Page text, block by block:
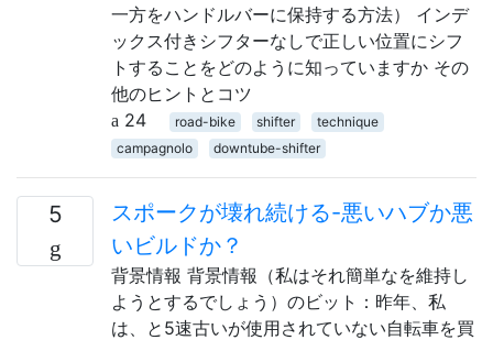
一方をハンドルバーに保持する方法） インデ
ックス付きシフターなしで正しい位置にシフ
トすることをどのように知っていますか その
他のヒントとコツ
24
road-bike shifter
technique
campagnolo
downtube-shifter
5
スポークが壊れ続ける-悪いハブか悪
いビルドか？
背景情報 背景情報（私はそれ簡単なを維持し
ようとするでしょう）のビット：昨年、私
は、と5速古いが使用されていない自転車を買